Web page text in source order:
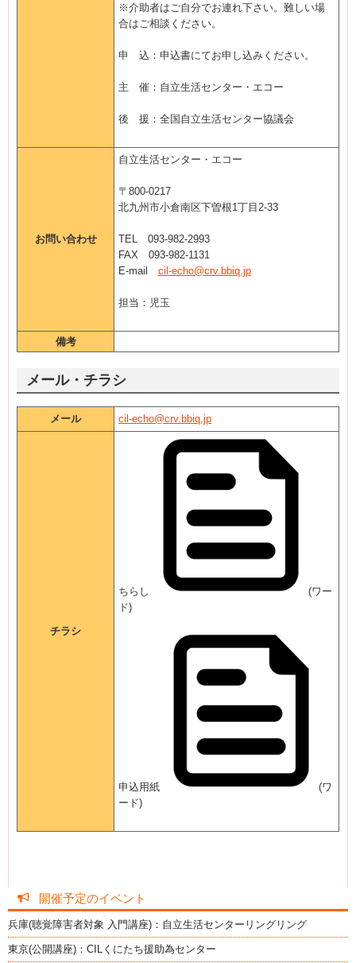
※介助者はご自分でお連れ下さい。難しい場
合はご相談ください。
申 込：申込書にてお申し込みください。
主 催：自立生活センター・エコー
後 援：全国自立生活センター協議会
お問い合わせ
自立生活センター・エコー
〒800-0217
北九州市小倉南区下曽根1丁目2-33
TEL 093-982-2993
FAX 093-982-1131
E-mail cil-echo@crv.bbiq.jp
担当：児玉
備考
メール・チラシ
メール cil-echo@crv.bbiq.jp
チラシ
ちらし
(ワー
ド)
申込用紙
(ワ
ード)
開催予定のイベント
兵庫(聴覚障害者対象 入門講座)：自立生活センターリングリング
東京(公開講座)：CILくにたち援助為センター